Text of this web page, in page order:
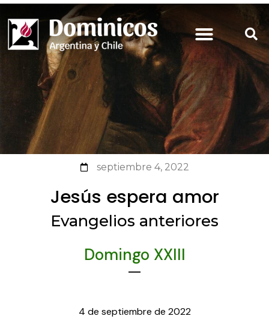
septiembre 4, 2022
Jesús espera amor
Evangelios anteriores
Domingo XXIII
4 de septiembre de 2022